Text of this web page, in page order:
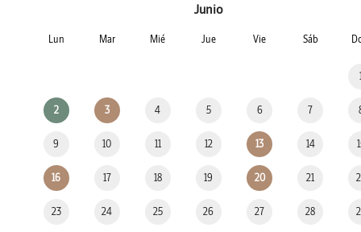
Junio
Lun Mar Mié Jue Vie Sáb
2 3 4 5 6 7
9 10 11 12 13 14
16 17 18 19 20 21
23 24 25 26 27 28